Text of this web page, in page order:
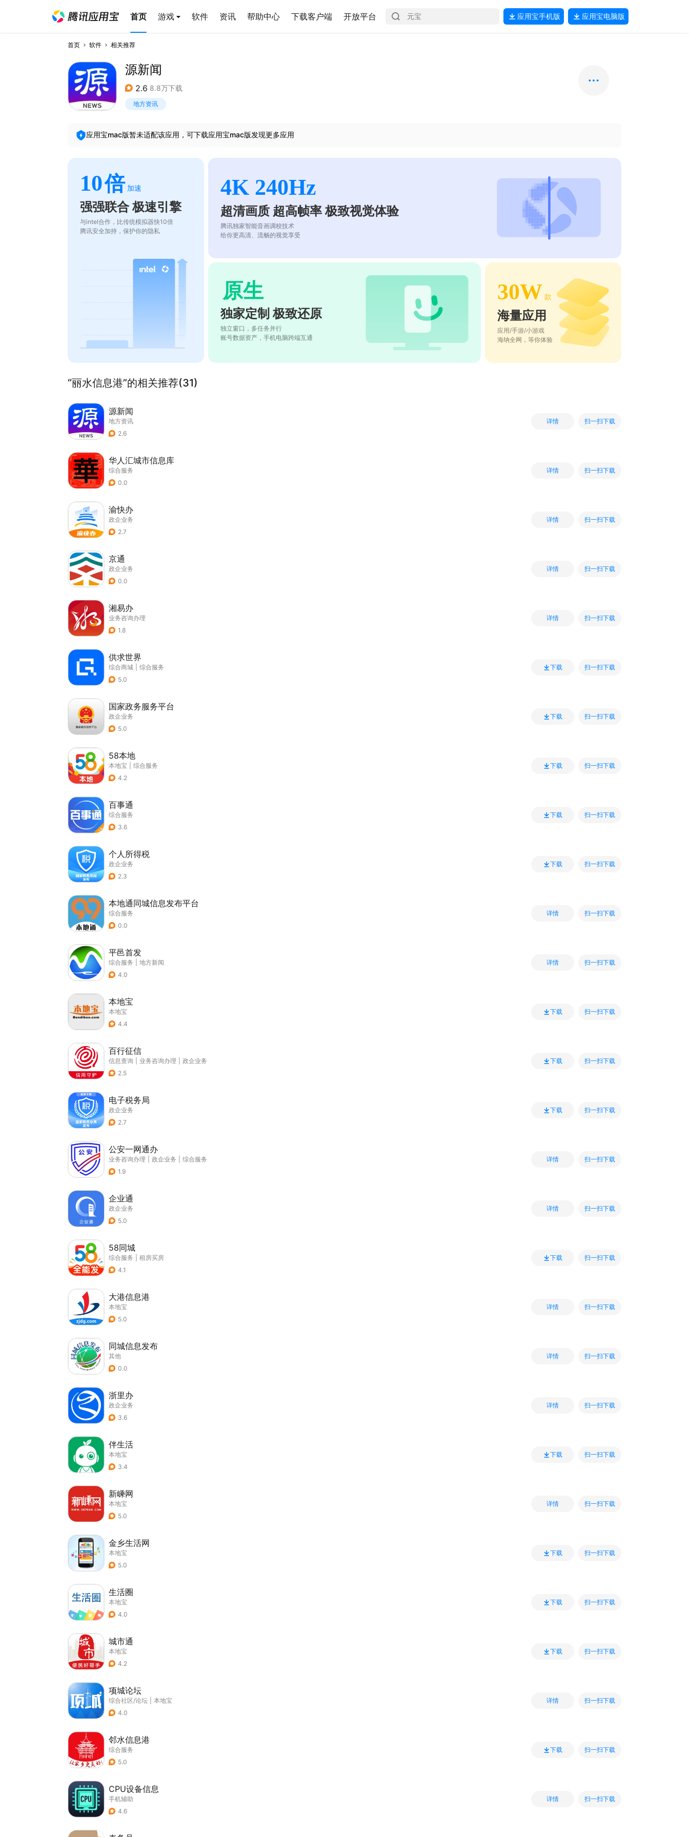
首页 游戏 软件 资讯 帮助中心 下载客户端 开放平台 应用宝手机版 应用宝电脑版
首页 软件 相关推荐
源新闻
2.6 8.8万下载
地方资讯
应用宝mac版暂未适配该应用，可下载应用宝mac版发现更多应用
10倍 加速
强强联合 极速引擎
与intel合作，比传统模拟器快10倍
腾讯安全加持，保护你的隐私
4K 240Hz
超清画质 超高帧率 极致视觉体验
腾讯独家智能音画调校技术
给你更高清、流畅的视觉享受
原生
独家定制 极致还原
独立窗口，多任务并行
账号数据资产，手机电脑跨端互通
30W 款
海量应用
应用/手游/小游戏
海纳全网，等你体验
“丽水信息港”的相关推荐(31)
源新闻
地方资讯
2.6
详情 扫一扫下载
华人汇城市信息库
综合服务
0.0
详情 扫一扫下载
渝快办
政企业务
2.7
详情 扫一扫下载
京通
政企业务
0.0
详情 扫一扫下载
湘易办
业务咨询办理
1.8
详情 扫一扫下载
供求世界
综合商城
综合服务
5.0
下载 扫一扫下载
国家政务服务平台
政企业务
5.0
下载 扫一扫下载
58本地
本地宝
综合服务
4.2
下载 扫一扫下载
百事通
综合服务
3.6
下载 扫一扫下载
个人所得税
政企业务
2.3
下载 扫一扫下载
本地通同城信息发布平台
综合服务
0.0
详情 扫一扫下载
平邑首发
综合服务
地方新闻
4.0
详情 扫一扫下载
本地宝
本地宝
4.4
下载 扫一扫下载
百行征信
信息查询 业务咨询办理
政企业务
2.5
下载 扫一扫下载
电子税务局
政企业务
2.7
下载 扫一扫下载
公安一网通办
业务咨询办理 政企业务
综合服务
1.9
详情 扫一扫下载
企业通
政企业务
5.0
详情 扫一扫下载
58同城
综合服务
租房买房
4.1
下载 扫一扫下载
大港信息港
本地宝
5.0
详情 扫一扫下载
同城信息发布
其他
0.0
详情 扫一扫下载
浙里办
政企业务
3.6
详情 扫一扫下载
伴生活
本地宝
3.4
下载 扫一扫下载
新嵊网
本地宝
5.0
详情 扫一扫下载
金乡生活网
本地宝
5.0
下载 扫一扫下载
生活圈
本地宝
4.0
下载 扫一扫下载
城市通
本地宝
4.2
下载 扫一扫下载
项城论坛
综合社区/论坛
本地宝
4.0
详情 扫一扫下载
邻水信息港
综合服务
5.0
下载 扫一扫下载
CPU设备信息
手机辅助
4.6
详情 扫一扫下载